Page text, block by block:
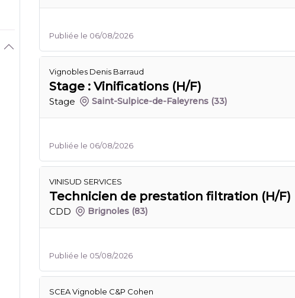
Publiée le 06/08/2026
Vignobles Denis Barraud
Stage : Vinifications (H/F)
Stage Saint-Sulpice-de-Faleyrens (33)
Publiée le 06/08/2026
VINISUD SERVICES
Technicien de prestation filtration (H/F)
CDD Brignoles (83)
Publiée le 05/08/2026
SCEA Vignoble C&P Cohen